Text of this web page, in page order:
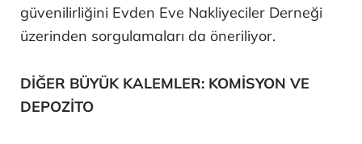
güvenilirliğini Evden Eve Nakliyeciler Derneği
üzerinden sorgulamaları da öneriliyor.
DİĞER BÜYÜK KALEMLER: KOMİSYON VE
DEPOZİTO